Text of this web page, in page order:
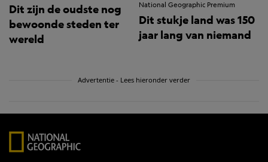
Dit zijn de oudste nog
bewoonde steden ter
wereld
National Geographic Premium
Dit stukje land was 150
jaar lang van niemand
Advertentie - Lees hieronder verder